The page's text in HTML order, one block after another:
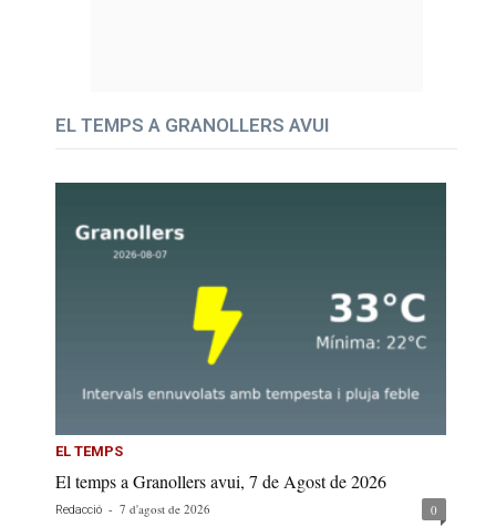
EL TEMPS A GRANOLLERS AVUI
EL TEMPS
El temps a Granollers avui, 7 de Agost de 2026
Redacció - 7 d'agost de 2026 0